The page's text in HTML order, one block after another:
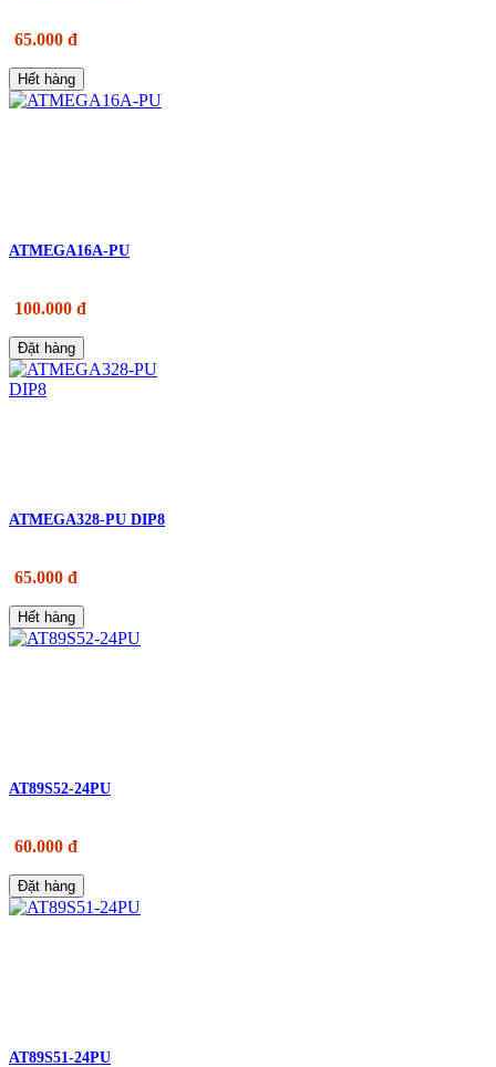
65.000 đ
Hết hàng
ATMEGA16A-PU
100.000 đ
Đặt hàng
ATMEGA328-PU DIP8
65.000 đ
Hết hàng
AT89S52-24PU
60.000 đ
Đặt hàng
AT89S51-24PU